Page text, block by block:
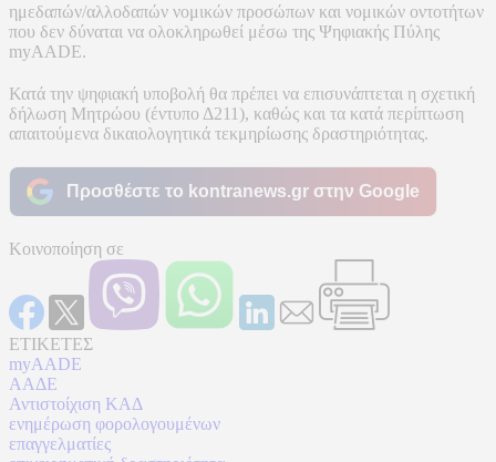
ημεδαπών/αλλοδαπών νομικών προσώπων και νομικών οντοτήτων
που δεν δύναται να ολοκληρωθεί μέσω της Ψηφιακής Πύλης
myAADE.
Κατά την ψηφιακή υποβολή θα πρέπει να επισυνάπτεται η σχετική
δήλωση Μητρώου (έντυπο Δ211), καθώς και τα κατά περίπτωση
απαιτούμενα δικαιολογητικά τεκμηρίωσης δραστηριότητας.
Προσθέστε το kontranews.gr στην Google
Κοινοποίηση σε
ΕΤΙΚΕΤΕΣ
myAADE
ΑΑΔΕ
Αντιστοίχιση ΚΑΔ
ενημέρωση φορολογουμένων
επαγγελματίες